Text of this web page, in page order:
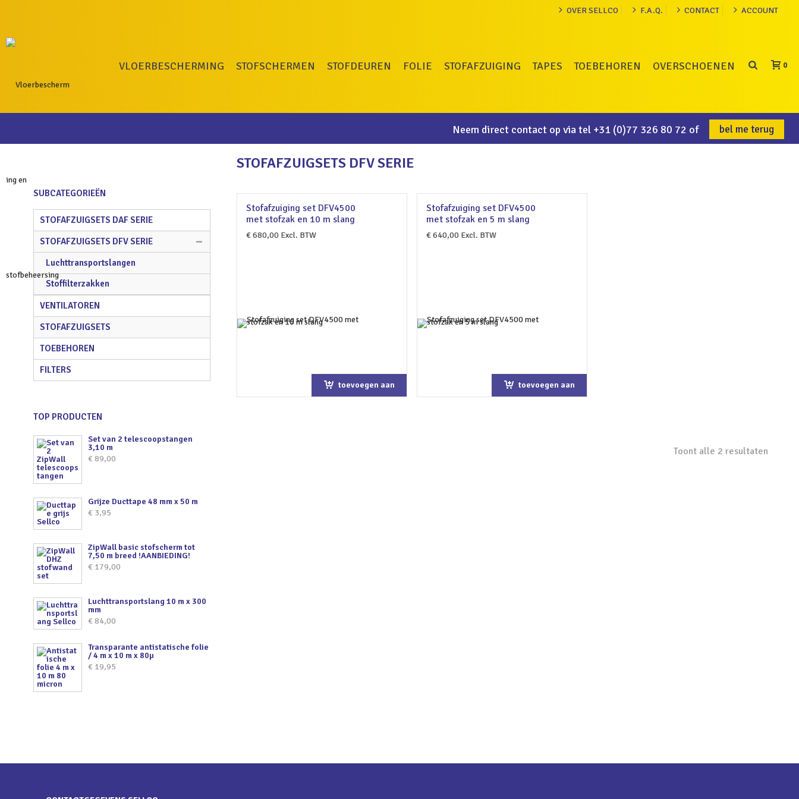
OVER SELLCO F.A.Q. CONTACT ACCOUNT
VLOERBESCHERMING STOFSCHERMEN STOFDEUREN FOLIE STOFAFZUIGING TAPES TOEBEHOREN OVERSCHOENEN 0
Neem direct contact op via tel +31 (0)77 326 80 72 of bel me terug
STOFAFZUIGSETS DFV SERIE
Stofafzuiging set DFV4500
met stofzak en 10 m slang
€680,00Excl. BTW
toevoegen aan
Stofafzuiging set DFV4500
met stofzak en 5 m slang
€640,00 Excl. BTW
toevoegen aan
Toont alle 2 resultaten
SUBCATEGORIEËN
STOFAFZUIGSETS DAF SERIE
STOFAFZUIGSETS DFV SERIE
Luchttransportslangen
Stoffilterzakken
VENTILATOREN
STOFAFZUIGSETS
TOEBEHOREN
FILTERS
TOP PRODUCTEN
Set van 2 telescoopstangen
3,10 m
€ 89,00
Grijze Ducttape 48 mm x 50 m
€ 3,95
ZipWall basic stofscherm tot
7,50 m breed !AANBIEDING!
€ 179,00
Luchttransportslang 10 m x 300
mm
€ 84,00
Transparante antistatische folie
/ 4 m x 10 m x 80µ
€ 19,95